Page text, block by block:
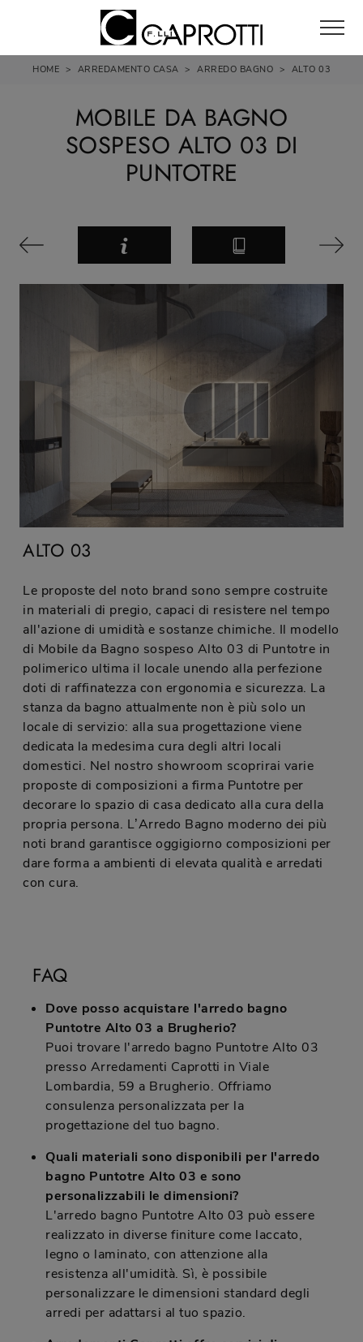
HOME > ARREDAMENTO CASA > ARREDO BAGNO > ALTO 03
MOBILE DA BAGNO
SOSPESO ALTO 03 DI
PUNTOTRE
ALTO 03
Le proposte del noto brand sono sempre costruite
in materiali di pregio, capaci di resistere nel tempo
all'azione di umidità e sostanze chimiche. Il modello
di Mobile da Bagno sospeso Alto 03 di Puntotre in
polimerico ultima il locale unendo alla perfezione
doti di raffinatezza con ergonomia e sicurezza. La
stanza da bagno attualmente non è più solo un
locale di servizio: alla sua progettazione viene
dedicata la medesima cura degli altri locali
domestici. Nel nostro showroom scoprirai varie
proposte di composizioni a firma Puntotre per
decorare lo spazio di casa dedicato alla cura della
propria persona. L’Arredo Bagno moderno dei più
noti brand garantisce oggigiorno composizioni per
dare forma a ambienti di elevata qualità e arredati
con cura.
FAQ
Dove posso acquistare l'arredo bagno
Puntotre Alto 03 a Brugherio?
Puoi trovare l'arredo bagno Puntotre Alto 03
presso Arredamenti Caprotti in Viale
Lombardia, 59 a Brugherio. Offriamo
consulenza personalizzata per la
progettazione del tuo bagno.
Quali materiali sono disponibili per l'arredo
bagno Puntotre Alto 03 e sono
personalizzabili le dimensioni?
L'arredo bagno Puntotre Alto 03 può essere
realizzato in diverse finiture come laccato,
legno o laminato, con attenzione alla
resistenza all'umidità. Sì, è possibile
personalizzare le dimensioni standard degli
arredi per adattarsi al tuo spazio.